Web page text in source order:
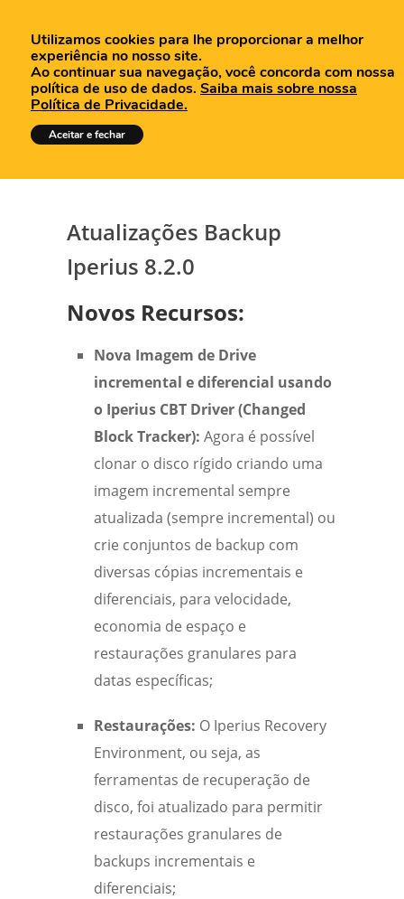
Tutoriais
Atualizações Backup
Iperius 8.2.0
Novos Recursos:
Nova Imagem de Drive
incremental e diferencial usando
o Iperius CBT Driver (Changed
Block Tracker): Agora é possível
clonar o disco rígido criando uma
imagem incremental sempre
atualizada (sempre incremental) ou
crie conjuntos de backup com
diversas cópias incrementais e
diferenciais, para velocidade,
economia de espaço e
restaurações granulares para
datas específicas;
Restaurações: O Iperius Recovery
Environment, ou seja, as
ferramentas de recuperação de
disco, foi atualizado para permitir
restaurações granulares de
backups incrementais e
diferenciais;
Utilizamos cookies para lhe proporcionar a melhor
experiência no nosso site.
Ao continuar sua navegação, você concorda com nossa
política de uso de dados. Saiba mais sobre nossa
Política de Privacidade.
Aceitar e fechar